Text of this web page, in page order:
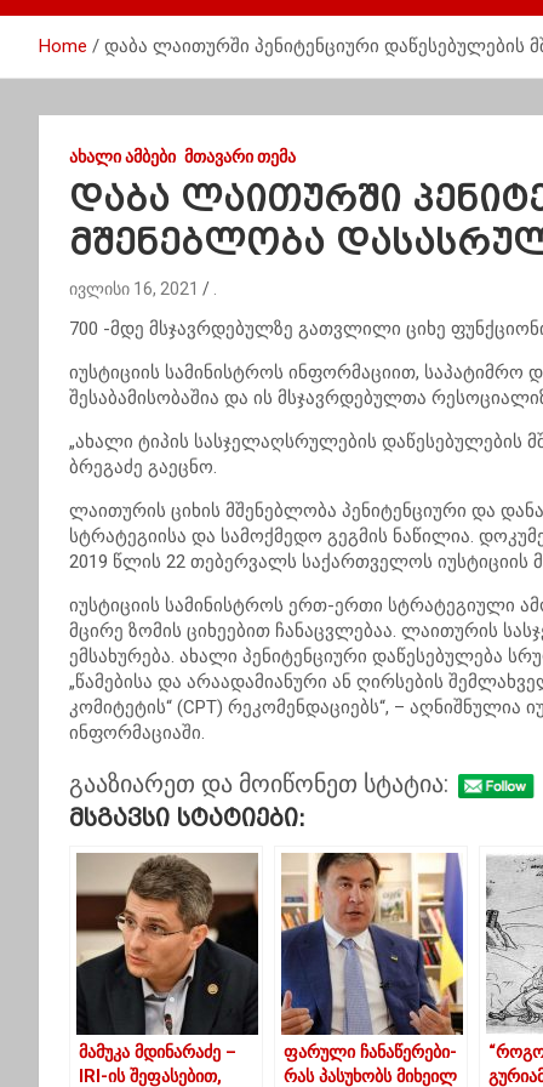
Home დაბა ლაითურში პენიტენციური
ᲐᲮᲐᲚᲘ ᲐᲛᲑᲔᲑᲘ ᲛᲗᲐᲕᲐᲠᲘ ᲗᲔᲛᲐ
დაბა ლაითურში
მშენებლობა
ივლისი 16, 2021
700 -მდე მსჯავრდებულზე გათვლილი ციხე
იუსტიციის სამინისტროს ინფორმაციით,
შესაბამისობაშია და ის მსჯავრდებულთა
„ახალი ტიპის სასჯელაღსრულების დაწესებულების
ბრეგაძე გაეცნო.
ლაითურის ციხის მშენებლობა პენიტენციური და
სტრატეგიისა და სამოქმედო გეგმის ნაწილია.
2019 წლის 22 თებერვალს საქართველოს იუსტიციის
იუსტიციის სამინისტროს ერთ-ერთი სტრატეგიული
მცირე ზომის ციხეებით ჩანაცვლებაა. ლაითურის
ემსახურება. ახალი პენიტენციური დაწესებულება
„წამებისა და არაადამიანური ან ღირსების
კომიტეტის“ (CPT) რეკომენდაციებს“, –
ინფორმაციაში.
გააზიარეთ და მოიწონეთ სტატია:
Მსგავსი Სტატიები:
მამუკა მდინარაძე –
IRI-ის შეფასებით,
ფარული ჩანაწერები-
რას პასუხობს მიხეილ